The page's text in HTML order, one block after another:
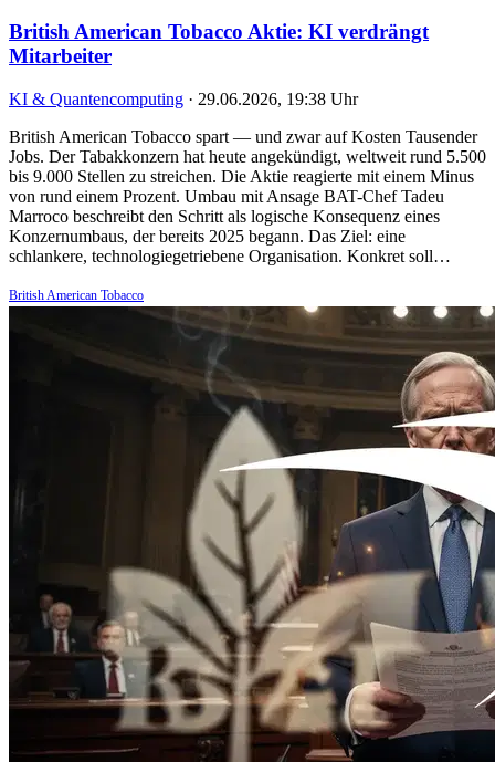
British American Tobacco Aktie: KI verdrängt
Mitarbeiter
KI & Quantencomputing · 29.06.2026, 19:38 Uhr
British American Tobacco spart — und zwar auf Kosten Tausender
Jobs. Der Tabakkonzern hat heute angekündigt, weltweit rund 5.500
bis 9.000 Stellen zu streichen. Die Aktie reagierte mit einem Minus
von rund einem Prozent. Umbau mit Ansage BAT-Chef Tadeu
Marroco beschreibt den Schritt als logische Konsequenz eines
Konzernumbaus, der bereits 2025 begann. Das Ziel: eine
schlankere, technologiegetriebene Organisation. Konkret soll…
British American Tobacco